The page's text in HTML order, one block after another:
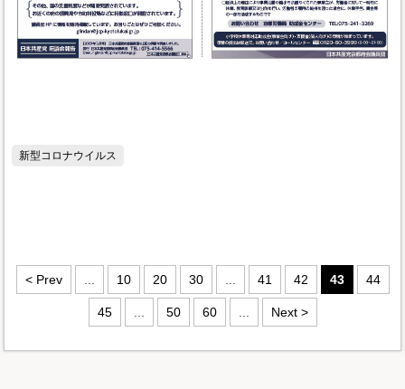
新型コロナウイルス
< Prev 10 20 30 41 42 43 44
45 50 60 Next >